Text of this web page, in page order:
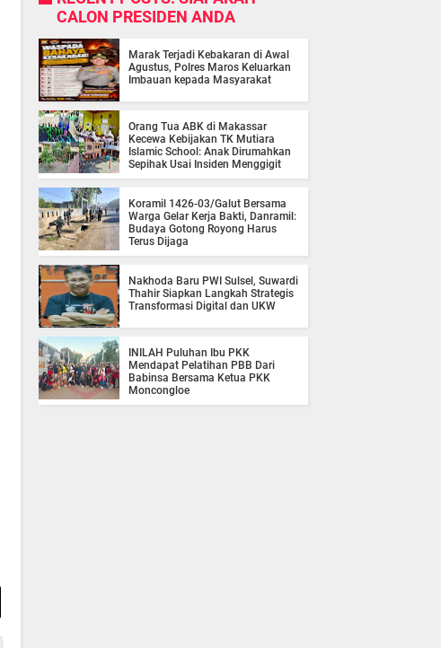
CALON PRESIDEN ANDA
Marak Terjadi Kebakaran di Awal
Agustus, Polres Maros Keluarkan
Imbauan kepada Masyarakat
Orang Tua ABK di Makassar
Kecewa Kebijakan TK Mutiara
Islamic School: Anak Dirumahkan
Sepihak Usai Insiden Menggigit
Koramil 1426-03/Galut Bersama
Warga Gelar Kerja Bakti, Danramil:
Budaya Gotong Royong Harus
Terus Dijaga
Nakhoda Baru PWI Sulsel, Suwardi
Thahir Siapkan Langkah Strategis
Transformasi Digital dan UKW
INILAH Puluhan Ibu PKK
Mendapat Pelatihan PBB Dari
Babinsa Bersama Ketua PKK
Moncongloe